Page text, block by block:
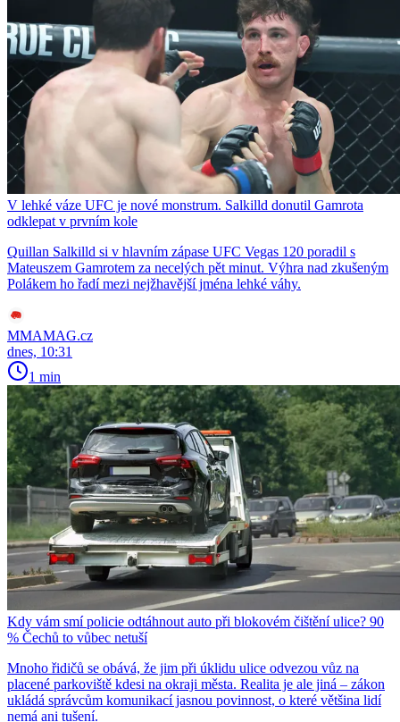
V lehké váze UFC je nové monstrum. Salkilld donutil Gamrota
odklepat v prvním kole
Quillan Salkilld si v hlavním zápase UFC Vegas 120 poradil s
Mateuszem Gamrotem za necelých pět minut. Výhra nad zkušeným
Polákem ho řadí mezi nejžhavější jména lehké váhy.
MMAMAG.cz
dnes, 10:31
1 min
Kdy vám smí policie odtáhnout auto při blokovém čištění ulice? 90
% Čechů to vůbec netuší
Mnoho řidičů se obává, že jim při úklidu ulice odvezou vůz na
placené parkoviště kdesi na okraji města. Realita je ale jiná – zákon
ukládá správcům komunikací jasnou povinnost, o které většina lidí
nemá ani tušení.